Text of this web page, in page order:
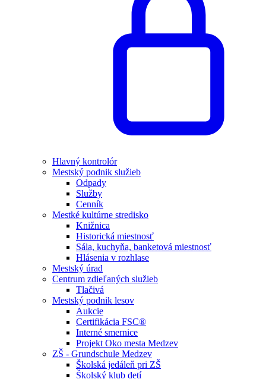
Hlavný kontrolór
Mestský podnik služieb
Odpady
Služby
Cenník
Mestké kultúrne stredisko
Knižnica
Historická miestnosť
Sála, kuchyňa, banketová miestnosť
Hlásenia v rozhlase
Mestský úrad
Centrum zdieľaných služieb
Tlačivá
Mestský podnik lesov
Aukcie
Certifikácia FSC®
Interné smernice
Projekt Oko mesta Medzev
ZŠ - Grundschule Medzev
Školská jedáleň pri ZŠ
Školský klub detí